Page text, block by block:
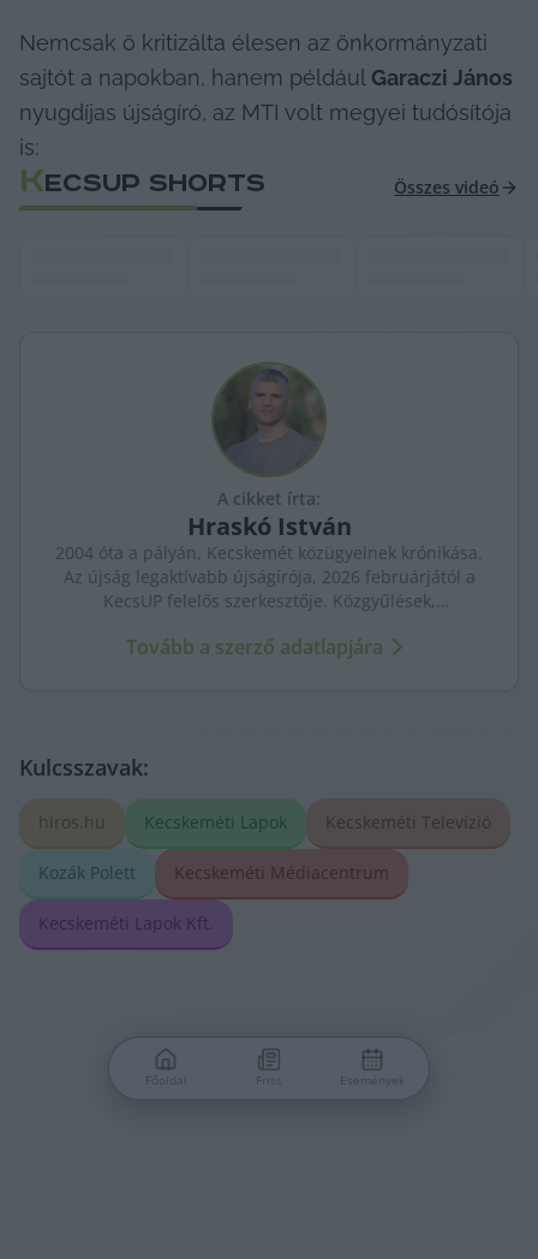
Nemcsak ő kritizálta élesen az önkormányzati
sajtót a napokban, hanem például Garaczi János
nyugdíjas újságíró, az MTI volt megyei tudósítója
is:
KECSUP SHORTS Összes videó
A cikket írta:
Hraskó István
2004 óta a pályán, Kecskemét közügyeinek krónikása.
Az újság legaktívabb újságírója, 2026 februárjától a
KecsUP felelős szerkesztője. Közgyűlések,
arca és a háttérben élők történetei egyszerre jelennek
Tovább a szerző adatlapjára
Kulcsszavak:
hiros.hu Kecskeméti Lapok Kecskeméti Televízió
Kozák Polett Kecskeméti Médiacentrum
Kecskeméti Lapok Kft.
Főoldal Friss Események